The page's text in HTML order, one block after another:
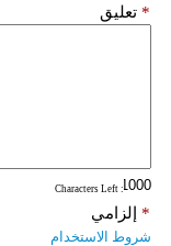
تعليق *
: Characters Left
إلزامي *
شروط الاستخدام